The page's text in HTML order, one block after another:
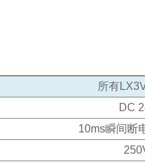
所有
DC
10ms瞬间断